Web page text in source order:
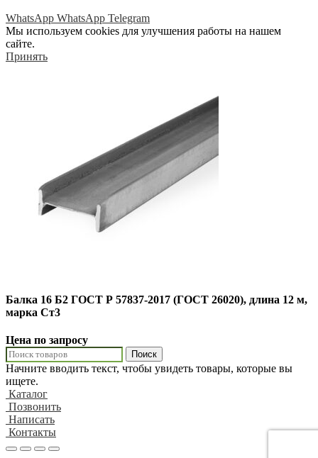
WhatsApp WhatsApp Telegram
Мы используем cookies для улучшения работы на нашем
сайте.
Принять
Балка 16 Б2 ГОСТ Р 57837-2017 (ГОСТ 26020), длина 12 м,
марка Ст3
Цена по запросу
Поиск
Начните вводить текст, чтобы увидеть товары, которые вы
ищете.
Каталог
Позвонить
Написать
Контакты